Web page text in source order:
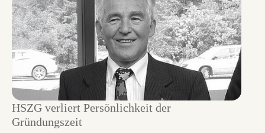
HSZG verliert Persönlichkeit der
Gründungszeit